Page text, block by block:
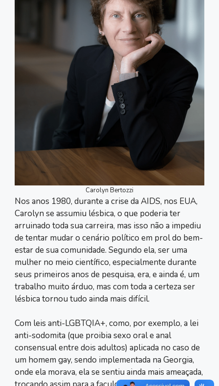
Carolyn Bertozzi
Nos anos 1980, durante a crise da AIDS, nos EUA,
Carolyn se assumiu lésbica, o que poderia ter
arruinado toda sua carreira, mas isso não a impediu
de tentar mudar o cenário político em prol do bem-
estar de sua comunidade. Segundo ela, ser uma
mulher no meio científico, especialmente durante
seus primeiros anos de pesquisa, era, e ainda é, um
trabalho muito árduo, mas com toda a certeza ser
lésbica tornou tudo ainda mais difícil.
Com leis anti-LGBTQIA+, como, por exemplo, a lei
anti-sodomita (que proibia sexo oral e anal
consensual entre dois adultos) aplicada no caso de
um homem gay, sendo implementada na Georgia,
onde ela morava, ela se sentiu ainda mais ameaçada,